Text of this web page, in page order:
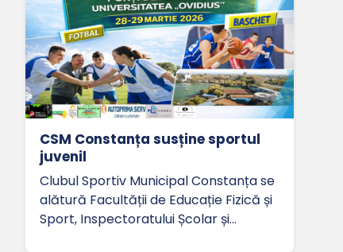
CSM Constanța susține sportul
juvenil
Clubul Sportiv Municipal Constanța se
alătură Facultății de Educație Fizică și
Sport, Inspectoratului Școlar și…